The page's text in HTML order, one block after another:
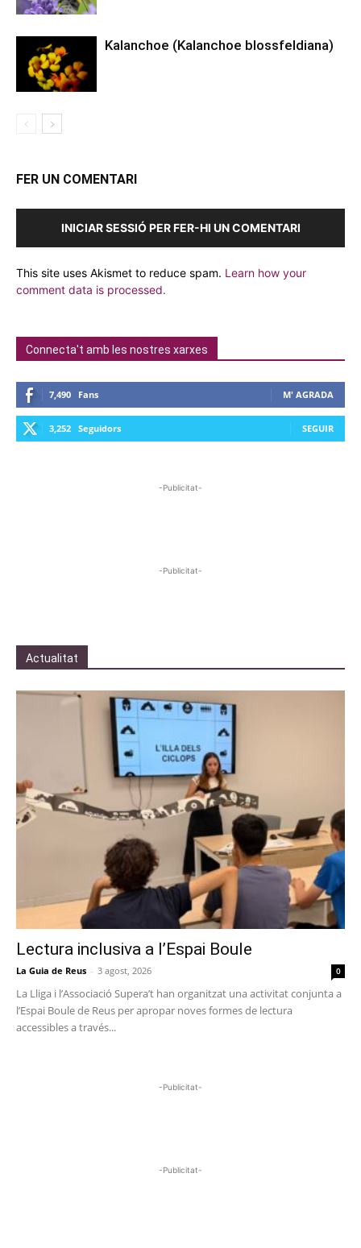
Kalanchoe (Kalanchoe blossfeldiana)
FER UN COMENTARI
INICIAR SESSIÓ PER FER-HI UN COMENTARI
This site uses Akismet to reduce spam. Learn how your
comment data is processed.
Connecta't amb les nostres xarxes
7,490 Fans M' AGRADA
3,252 Seguidors SEGUIR
-Publicitat-
-Publicitat-
Actualitat
Lectura inclusiva a l’Espai Boule
La Guia de Reus - 3 agost, 2026 0
La Lliga i l’Associació Supera’t han organitzat una activitat conjunta a
l’Espai Boule de Reus per apropar noves formes de lectura
accessibles a través...
-Publicitat-
-Publicitat-